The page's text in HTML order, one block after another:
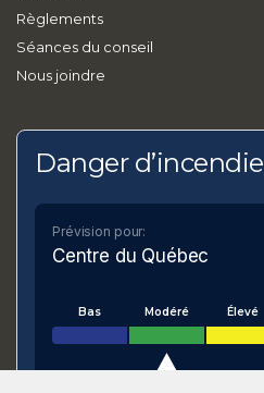
Règlements
Séances du conseil
Nous joindre
Danger d’incendie
Prévision pour:
Centre du Québec
Bas Modéré Élevé